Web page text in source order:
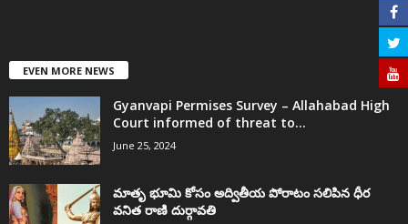
EVEN MORE NEWS
Gyanvapi Permises Survey – Allahabad High
Court informed of threat to...
June 25, 2024
మాతృ భూమి కోసం అద్వితీయ పోరాటం సలిపిన ధీర
వనిత రాణి దుర్గావతి